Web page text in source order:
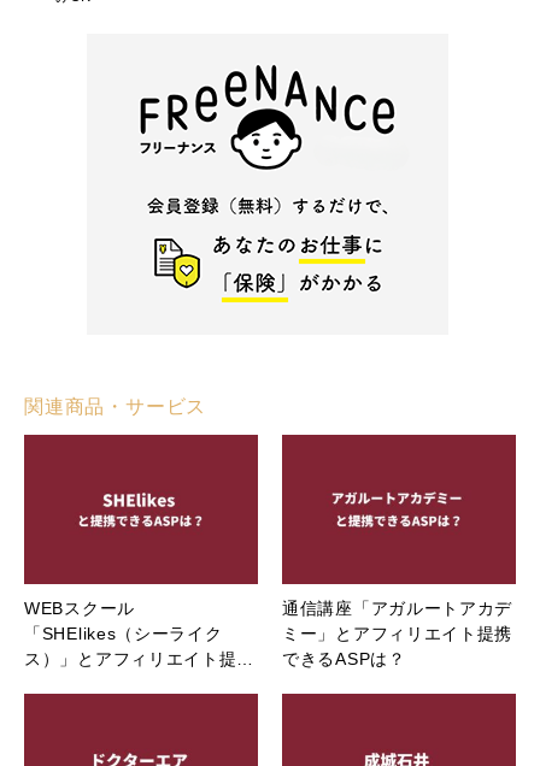
関連商品・サービス
WEBスクール
「SHElikes（シーライク
ス）」とアフィリエイト提…
通信講座「アガルートアカデ
ミー」とアフィリエイト提携
できるASPは？